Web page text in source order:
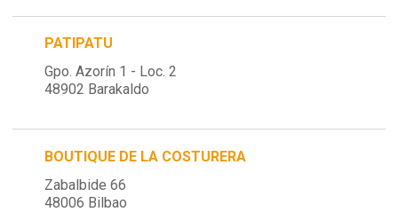
PATIPATU
Gpo. Azorín 1 - Loc. 2
48902 Barakaldo
BOUTIQUE DE LA COSTURERA
Zabalbide 66
48006 Bilbao